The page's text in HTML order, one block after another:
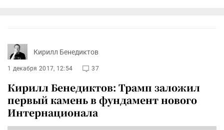
Кирилл Бенедиктов
1 декабря 2017, 12:54 37
Кирилл Бенедиктов: Трамп заложил
первый камень в фундамент нового
Интернационала